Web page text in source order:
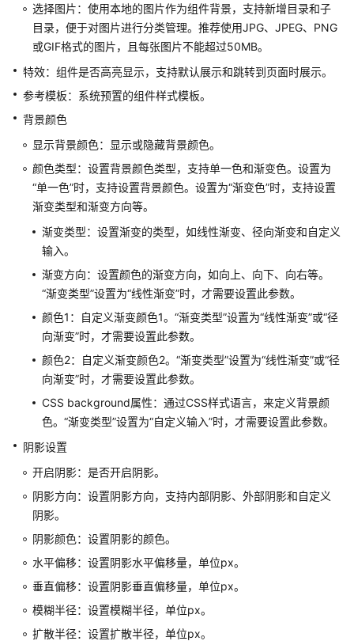
工
作
空
间
创
建
项
创
建
页
面
发
布
及
安
项
目
项
目
管
理
页
管
理
层
管
选择图片：使用本地的图片作为组件背景，支持新增目录和子
目录，便于对图片进行分类管理。推荐使用JPG、JPEG、PNG
或GIF格式的图片，且每张图片不能超过50MB。
特效：组件是否高亮显示，支持默认展示和跳转到页面时展示。
参考模板：系统预置的组件样式模板。
背景颜色
显示背景颜色：显示或隐藏背景颜色。
颜色类型：设置背景颜色类型，支持单一色和渐变色。设置为
“单一色”时，支持设置背景颜色。设置为“渐变色”时，支持设置
渐变类型和渐变方向等。
渐变类型：设置渐变的类型，如线性渐变、径向渐变和自定义
输入。
渐变方向：设置颜色的渐变方向，如向上、向下、向右等。
“渐变类型”设置为“线性渐变”时，才需要设置此参数。
颜色1：自定义渐变颜色1。 “渐变类型”设置为“线性渐变”或“径
向渐变”时，才需要设置此参数。
颜色2：自定义渐变颜色2。 “渐变类型”设置为“线性渐变”或“径
向渐变”时，才需要设置此参数。
CSS background属性：通过CSS样式语言，来定义背景颜
色。 “渐变类型”设置为“自定义输入”时，才需要设置此参数。
阴影设置
开启阴影：是否开启阴影。
阴影方向：设置阴影方向，支持内部阴影、外部阴影和自定义
阴影。
阴影颜色：设置阴影的颜色。
水平偏移：设置阴影水平偏移量，单位px。
垂直偏移：设置阴影垂直偏移量，单位px。
模糊半径：设置模糊半径，单位px。
扩散半径：设置扩散半径，单位px。